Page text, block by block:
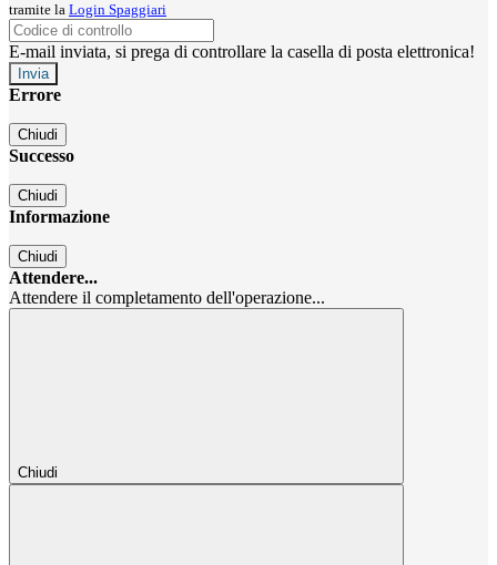
tramite la Login Spaggiari
E-mail inviata, si prega di controllare la casella di posta elettronica!
Errore
Chiudi
Successo
Chiudi
Informazione
Chiudi
Attendere...
Attendere il completamento dell'operazione...
Chiudi